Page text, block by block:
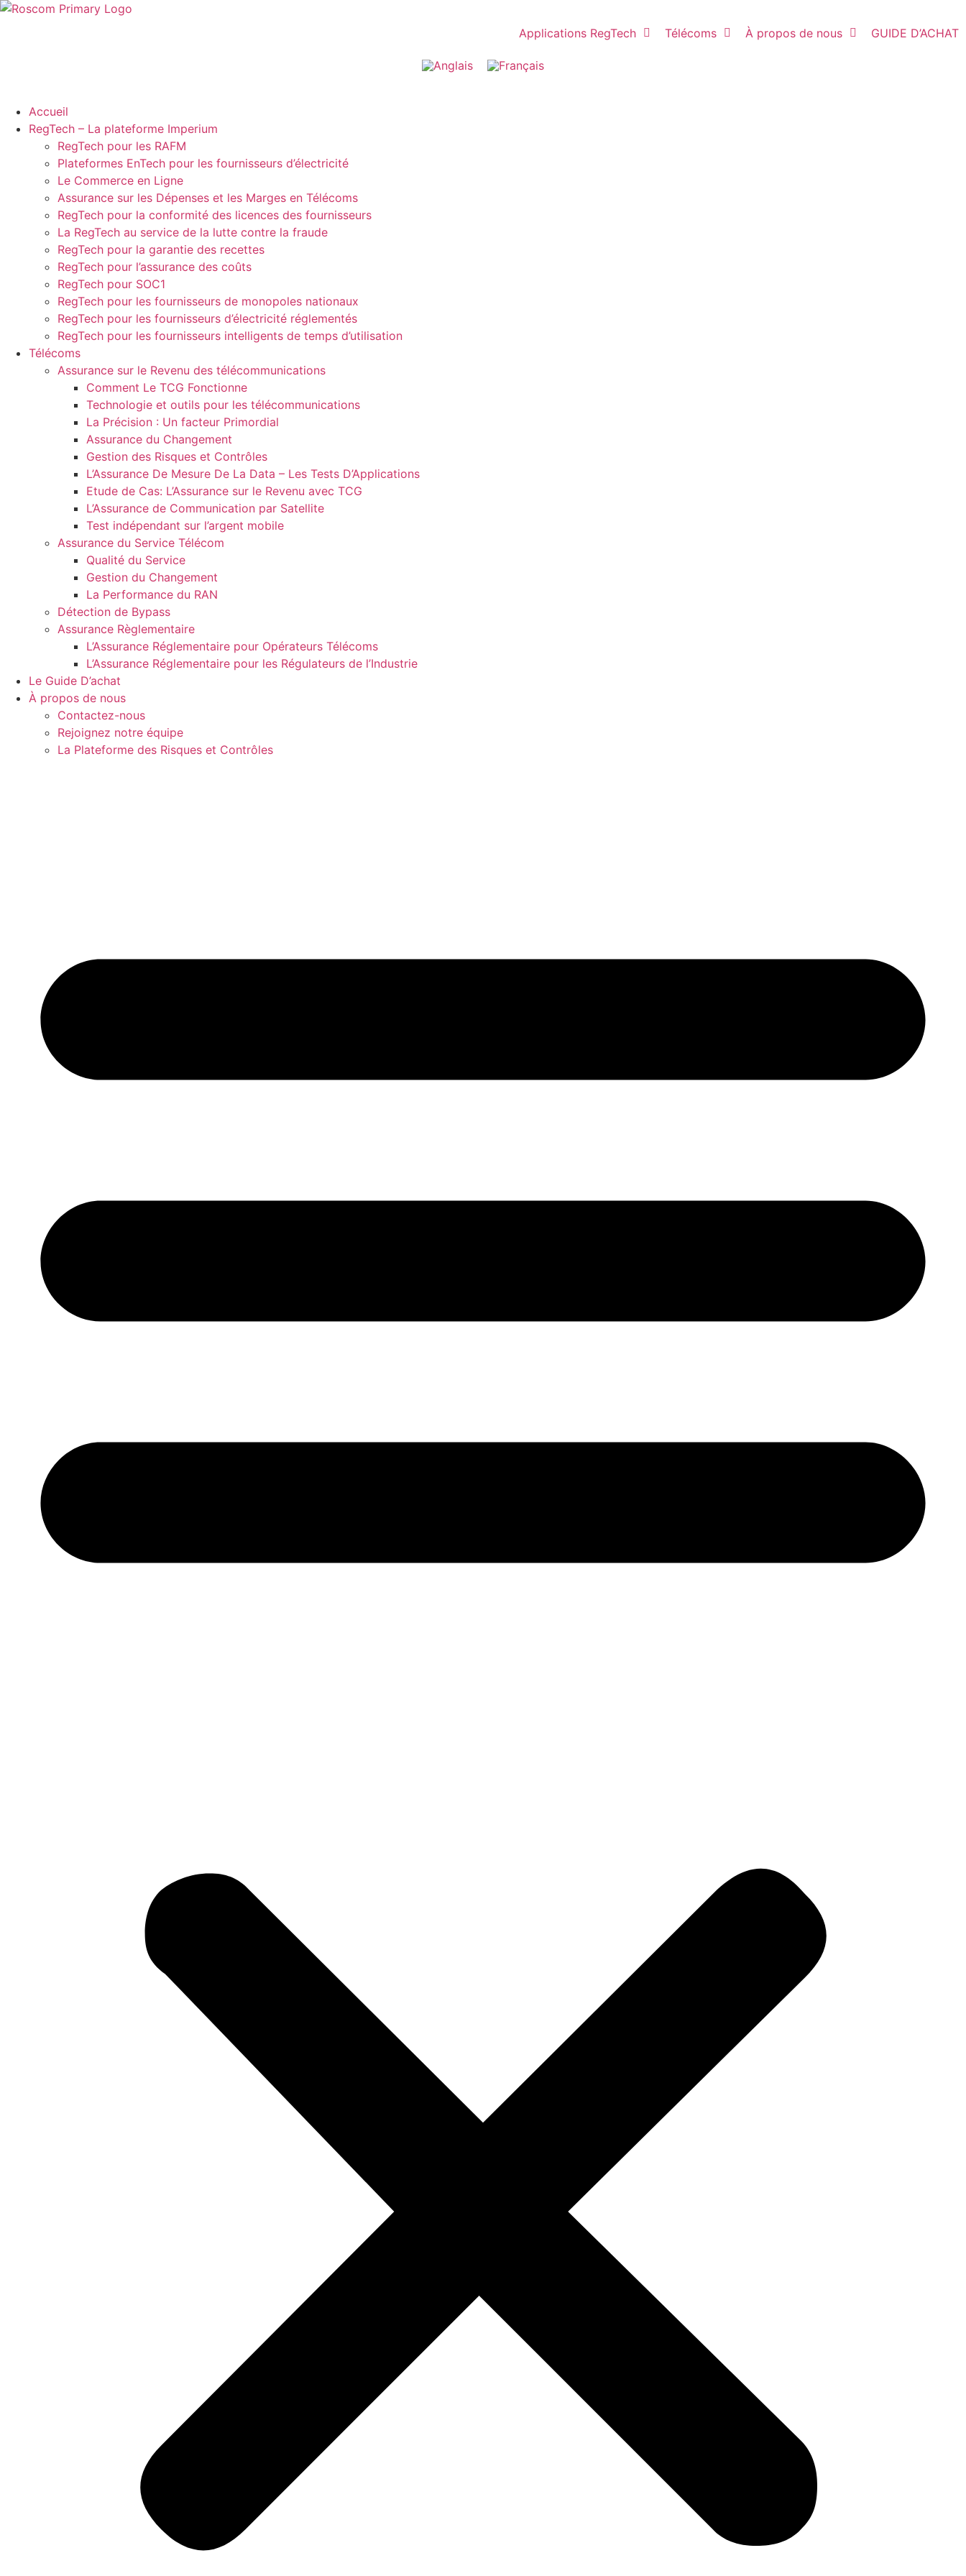
Aller
Applications RegTech Télécoms À propos de nous GUIDE D’ACHAT
Accueil
RegTech – La plateforme Imperium
RegTech pour les RAFM
Plateformes EnTech pour les fournisseurs d’électricité
Le Commerce en Ligne
Assurance sur les Dépenses et les Marges en Télécoms
RegTech pour la conformité des licences des fournisseurs
La RegTech au service de la lutte contre la fraude
RegTech pour la garantie des recettes
RegTech pour l’assurance des coûts
RegTech pour SOC1
RegTech pour les fournisseurs de monopoles nationaux
RegTech pour les fournisseurs d’électricité réglementés
RegTech pour les fournisseurs intelligents de temps d’utilisation
Télécoms
Assurance sur le Revenu des télécommunications
Comment Le TCG Fonctionne
Technologie et outils pour les télécommunications
La Précision : Un facteur Primordial
Assurance du Changement
Gestion des Risques et Contrôles
L’Assurance De Mesure De La Data – Les Tests D’Applications
Etude de Cas: L’Assurance sur le Revenu avec TCG
L’Assurance de Communication par Satellite
Test indépendant sur l’argent mobile
Assurance du Service Télécom
Qualité du Service
Gestion du Changement
La Performance du RAN
Détection de Bypass
Assurance Règlementaire
L’Assurance Réglementaire pour Opérateurs Télécoms
L’Assurance Réglementaire pour les Régulateurs de l’Industrie
Le Guide D’achat
À propos de nous
Contactez-nous
Rejoignez notre équipe
La Plateforme des Risques et Contrôles